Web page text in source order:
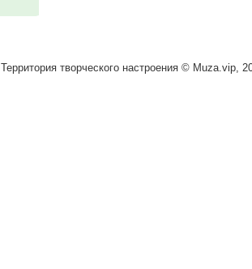
Территория творческого настроения © Muza.vip,